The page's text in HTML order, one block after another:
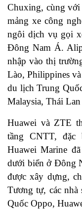
Chuxing, cùng với
mảng xe công
ngôi dịch vụ gọi
Đông Nam Á.
nhập vào thị
Lào, Philippines
du lịch Trung
Malaysia, Thái
Huawei và ZTE
tầng CNTT, đặc
Huawei Marine
dưới biển ở Đông
được xây dựng,
Tương tự, các
Quốc Oppo,